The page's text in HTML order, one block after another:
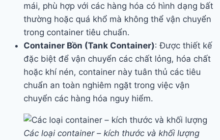
mái, phù hợp với các hàng hóa có hình dạng bất
thường hoặc quá khổ mà không thể vận chuyển
trong container tiêu chuẩn.
Container Bồn (Tank Container): Được thiết kế
đặc biệt để vận chuyển các chất lỏng, hóa chất
hoặc khí nén, container này tuân thủ các tiêu
chuẩn an toàn nghiêm ngặt trong việc vận
chuyển các hàng hóa nguy hiểm.
Các loại container – kích thước và khối lượng